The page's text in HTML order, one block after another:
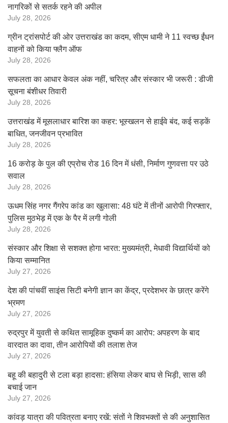
नागरिकों से सतर्क रहने की अपील
July 28, 2026
ग्रीन ट्रांसपोर्ट की ओर उत्तराखंड का कदम, सीएम धामी ने 11 स्वच्छ ईंधन
वाहनों को किया फ्लैग ऑफ
July 28, 2026
सफलता का आधार केवल अंक नहीं, चरित्र और संस्कार भी जरूरी : डीजी
सूचना बंशीधर तिवारी
July 28, 2026
उत्तराखंड में मूसलाधार बारिश का कहर: भूस्खलन से हाईवे बंद, कई सड़कें
बाधित, जनजीवन प्रभावित
July 28, 2026
16 करोड़ के पुल की एप्रोच रोड 16 दिन में धंसी, निर्माण गुणवत्ता पर उठे
सवाल
July 28, 2026
ऊधम सिंह नगर गैंगरेप कांड का खुलासा: 48 घंटे में तीनों आरोपी गिरफ्तार,
पुलिस मुठभेड़ में एक के पैर में लगी गोली
July 28, 2026
संस्कार और शिक्षा से सशक्त होगा भारत: मुख्यमंत्री, मेधावी विद्यार्थियों को
किया सम्मानित
July 27, 2026
देश की पांचवीं साइंस सिटी बनेगी ज्ञान का केंद्र, प्रदेशभर के छात्र करेंगे
भ्रमण
July 27, 2026
रुद्रपुर में युवती से कथित सामूहिक दुष्कर्म का आरोप: अपहरण के बाद
वारदात का दावा, तीन आरोपियों की तलाश तेज
July 27, 2026
बहू की बहादुरी से टला बड़ा हादसा: हंसिया लेकर बाघ से भिड़ी, सास की
बचाई जान
July 27, 2026
कांवड़ यात्रा की पवित्रता बनाए रखें: संतों ने शिवभक्तों से की अनुशासित